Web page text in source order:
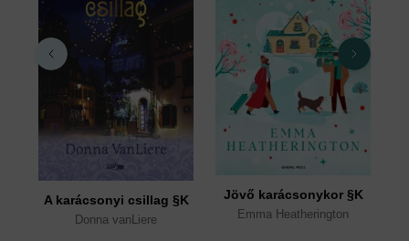
A karácsonyi csillag §K
Donna vanLiere
Jövő karácsonykor §K
Emma Heatherington